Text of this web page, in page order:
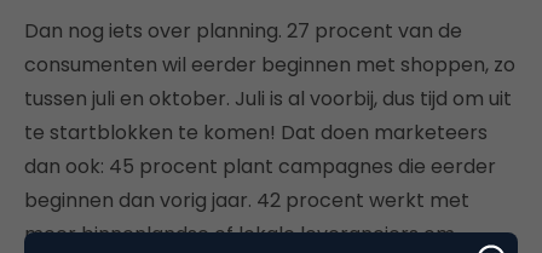
Dan nog iets over planning. 27 procent van de
consumenten wil eerder beginnen met shoppen, zo
tussen juli en oktober. Juli is al voorbij, dus tijd om uit
te startblokken te komen! Dat doen marketeers
dan ook: 45 procent plant campagnes die eerder
beginnen dan vorig jaar. 42 procent werkt met
meer binnenlandse of lokale leveranciers om